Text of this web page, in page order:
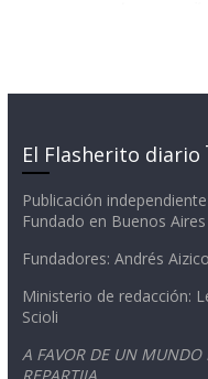
El Flasherito diario
Publicación
Fundado en Buenos
Fundadores: Andrés
Ministerio de redacción:
Scioli
A FAVOR DE UN MUNDO